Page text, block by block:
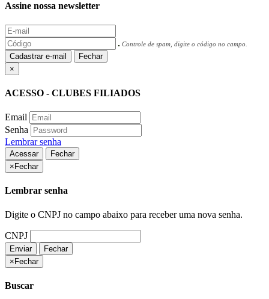
Assine nossa newsletter
Controle de spam, digite o código no campo.
Cadastrar e-mail
Fechar
×
ACESSO - CLUBES FILIADOS
Email
Senha
Lembrar senha
Acessar
Fechar
× Fechar
Lembrar senha
Digite o CNPJ no campo abaixo para receber uma nova senha.
CNPJ
Enviar
Fechar
×Fechar
Buscar